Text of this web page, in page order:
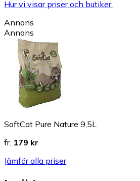
Hur vi visar priser och butiker.
Annons
Annons
SoftCat Pure Nature 9,5L
fr. 179 kr
Jämför alla priser